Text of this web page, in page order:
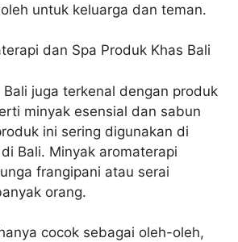
untuk keluarga dan teman.
dan Spa Produk Khas Bali
Bali juga terkenal dengan produk
minyak esensial dan sabun
ini sering digunakan di
Bali. Minyak aromaterapi
frangipani atau serai
orang.
cocok sebagai oleh-oleh,